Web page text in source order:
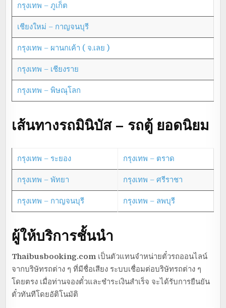
กรุงเทพ – ภูเก็ต
เชียงใหม่ – กาญจนบุรี
กรุงเทพ – ผานกเค้า ( จ.เลย )
กรุงเทพ – เชียงราย
กรุงเทพ – พิษณุโลก
เส้นทางรถมินิบัส – รถตู้ ยอดนิยม
กรุงเทพ – ระยอง กรุงเทพ – ตราด
กรุงเทพ – พัทยา กรุงเทพ – ศรีราชา
กรุงเทพ – กาญจนบุรี กรุงเทพ – ลพบุรี
ผู้ให้บริการชั้นนำ
Thaibusbooking.com เป็นตัวแทนจำหน่ายตั๋วรถออนไลน์
จากบริษัทรถต่าง ๆ ที่มีชื่อเสียง ระบบเชื่อมต่อบริษัทรถต่าง ๆ
โดยตรง เมื่อท่านจองตั๋วและชำระเงินสำเร็จ จะได้รับการยืนยัน
ตั๋วทันทีโดยอัติโนมัติ